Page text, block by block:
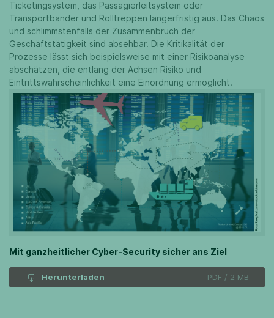
Ticketingsystem, das Passagierleitsystem oder
Transportbänder und Rolltreppen längerfristig aus. Das Chaos
und schlimmstenfalls der Zusammenbruch der
Geschäftstätigkeit sind absehbar. Die Kritikalität der
Prozesse lässt sich beispielsweise mit einer Risikoanalyse
abschätzen, die entlang der Achsen Risiko und
Eintrittswahrscheinlichkeit eine Einordnung ermöglicht.
Mit ganzheitlicher Cyber-Security sicher ans Ziel
Herunterladen PDF / 2 MB